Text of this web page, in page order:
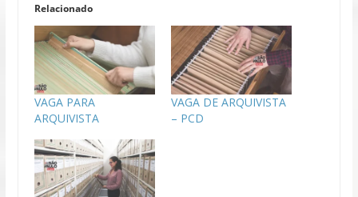
Relacionado
VAGA PARA
ARQUIVISTA
VAGA DE ARQUIVISTA
– PCD